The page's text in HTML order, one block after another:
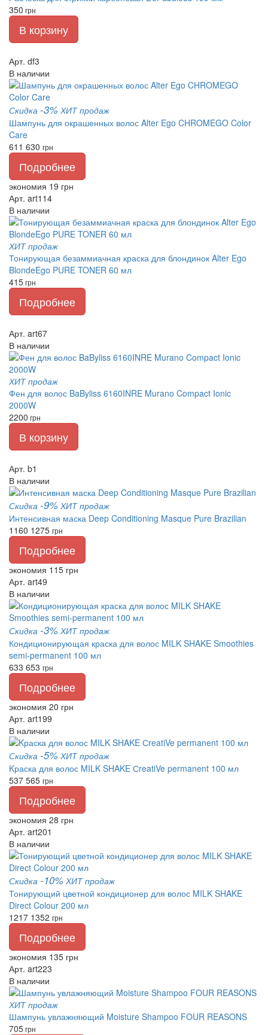
350 грн
В корзину
Арт. df3
В наличии
Скидка -3% ХИТ продаж
Шампунь для окрашенных волос Alter Ego CHROMEGO Color
Care
611 630 грн
Подробнее
экономия 19 грн
Арт. art114
В наличии
ХИТ продаж
Тонирующая безаммиачная краска для блондинок Alter Ego
BlondeEgo PURE TONER 60 мл
415грн
Подробнее
Арт. art67
В наличии
ХИТ продаж
Фен для волос BaByliss 6160INRE Murano Compact Ionic
2000W
2200 грн
В корзину
Арт. b1
В наличии
Скидка -9% ХИТ продаж
Интенсивная маска Deep Conditioning Masque Pure Brazilian
1160 1275 грн
Подробнее
экономия 115 грн
Арт. art49
В наличии
Скидка -3% ХИТ продаж
Кондиционирующая краска для волос MILK SHAKE Smoothies
semi-permanent 100 мл
633 653 грн
Подробнее
экономия 20 грн
Арт. art199
В наличии
Скидка -5% ХИТ продаж
Kраска для волос MILK SHAKE СreatiVe permanent 100 мл
537 565 грн
Подробнее
экономия 28 грн
Арт. art201
В наличии
Скидка -10% ХИТ продаж
Тонирующий цветной кондиционер для волос MILK SHAKE
Direct Colour 200 мл
1217 1352 грн
Подробнее
экономия 135 грн
Арт. art223
В наличии
ХИТ продаж
Шампунь увлажняющий Moisture Shampoo FOUR REASONS
705грн